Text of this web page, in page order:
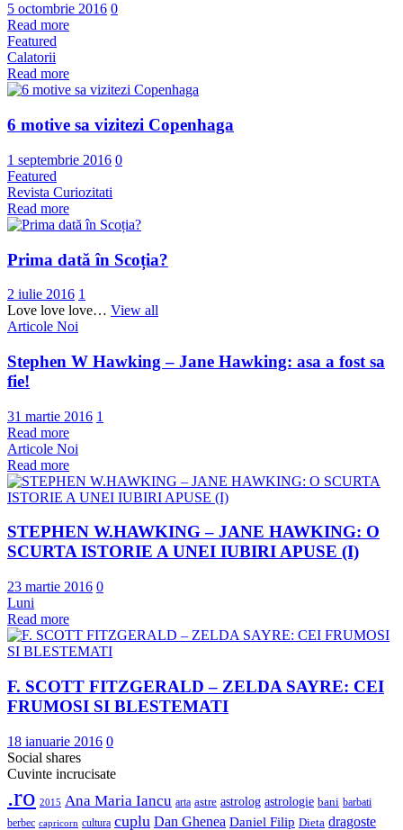
5 octombrie 2016 0
Read more
Featured
Calatorii
Read more
6 motive sa vizitezi Copenhaga
1 septembrie 2016 0
Featured
Revista Curiozitati
Read more
Prima dată în Scoția?
2 iulie 2016 1
Love love love… View all
Articole Noi
Stephen W Hawking – Jane Hawking: asa a fost sa
fie!
31 martie 2016 1
Read more
Articole Noi
Read more
STEPHEN W.HAWKING – JANE HAWKING: O
SCURTA ISTORIE A UNEI IUBIRI APUSE (I)
23 martie 2016 0
Luni
Read more
F. SCOTT FITZGERALD – ZELDA SAYRE: CEI
FRUMOSI SI BLESTEMATI
18 ianuarie 2016 0
Social shares
Cuvinte incrucisate
.ro 2015 Ana Maria Iancu arta astre astrolog astrologie bani barbati
berbec capricorn cultura cuplu Dan Ghenea Daniel Filip Dieta dragoste